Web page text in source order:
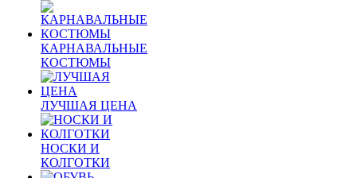
КАРНАВАЛЬНЫЕ
КОСТЮМЫ
ЛУЧШАЯ ЦЕНА
НОСКИ И
КОЛГОТКИ